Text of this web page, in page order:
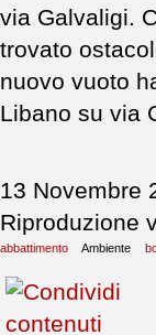
via Galvaligi.
trovato
nuovo vuoto
Libano su via
13 Novembre
Riproduzione
abbattimento Ambiente